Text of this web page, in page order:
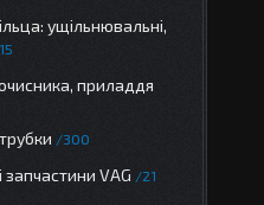
ущільнювальні,
приладдя
300
запчастини VAG 21